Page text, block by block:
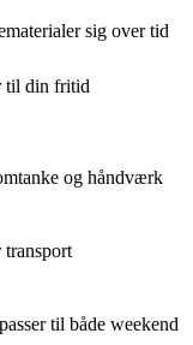
sig over tid
til din fritid
og håndværk
transport
til både weekend